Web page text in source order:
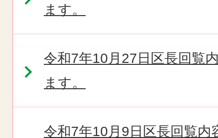
ます。
令和7年10月27日区長回覧
ます。
令和7年10月9日区長回覧